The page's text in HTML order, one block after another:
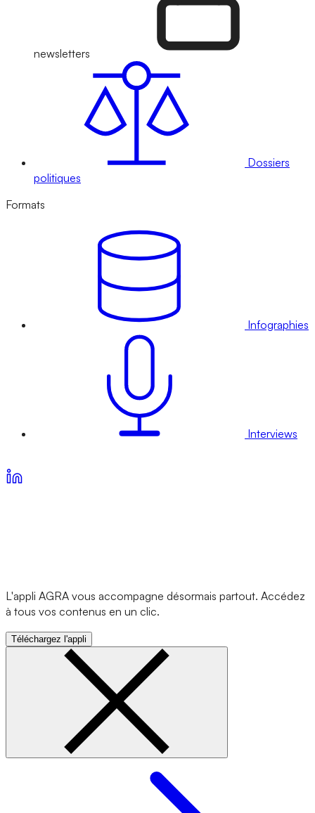
newsletters
Dossiers
politiques
Formats
Infographies
Interviews
L'appli AGRA vous accompagne désormais partout. Accédez
à tous vos contenus en un clic.
Téléchargez l'appli